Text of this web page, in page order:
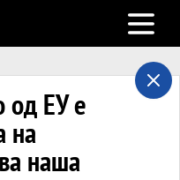
Open
од ЕУ е
на
наша